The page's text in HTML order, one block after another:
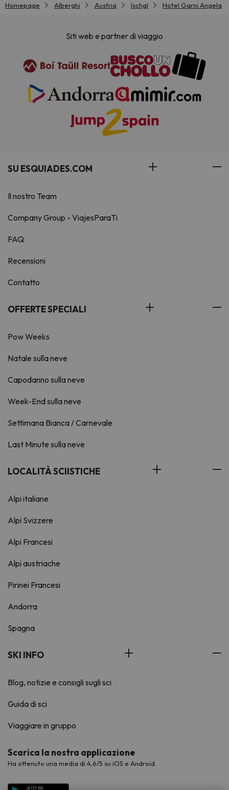
Homepage Alberghi Austria Ischgl Hotel Garni Angela
Siti web e partner di viaggio
SU ESQUIADES.COM
Il nostro Team
Company Group - ViajesParaTi
FAQ
Recensioni
Contatto
OFFERTE SPECIALI
Pow Weeks
Natale sulla neve
Capodanno sulla neve
Week-End sulla neve
Settimana Bianca / Carnevale
Last Minute sulla neve
LOCALITÀ SCIISTICHE
Alpi italiane
Alpi Svizzere
Alpi Francesi
Alpi austriache
Pirinei Francesi
Andorra
Spagna
SKI INFO
Blog, notizie e consigli sugli sci
Guida di sci
Viaggiare in gruppo
Scarica la nostra applicazione
Ha ottenuto una media di 4,6/5 su iOS e Android.